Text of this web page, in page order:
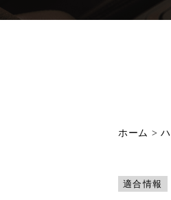
ホーム >
適合情報